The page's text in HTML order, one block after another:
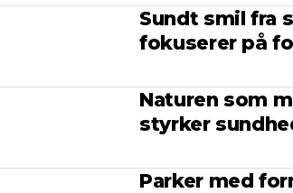
Sundt smil fra
fokuserer på
Naturen som
styrker
Parker med